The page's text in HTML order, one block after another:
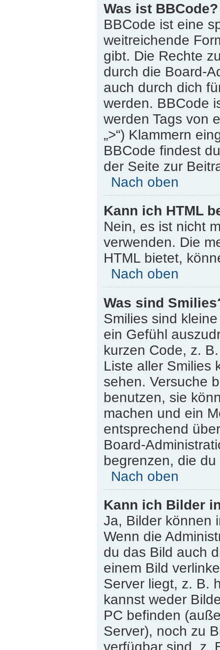
Was ist BBCode?
BBCode ist eine
weitreichende
gibt. Die Rechte
durch die Board-
auch durch dich
werden. BBCode
werden Tags von
„>“) Klammern
BBCode findest
der Seite zur
Nach oben
Kann ich HTML
Nein, es ist nicht
verwenden. Die
HTML bietet,
Nach oben
Was sind
Smilies sind
ein Gefühl
kurzen Code, z.
Liste aller Smilies
sehen. Versuche
benutzen, sie
machen und ein
entsprechend
Board-
begrenzen, die
Nach oben
Kann ich Bilder
Ja, Bilder können
Wenn die
du das Bild auch
einem Bild
Server liegt, z. B.
kannst weder
PC befinden
Server), noch zu
verfügbar sind, z.